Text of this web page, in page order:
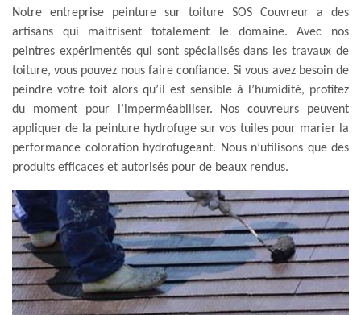
Notre entreprise peinture sur toiture SOS Couvreur a des
artisans qui maitrisent totalement le domaine. Avec nos
peintres expérimentés qui sont spécialisés dans les travaux de
toiture, vous pouvez nous faire confiance. Si vous avez besoin de
peindre votre toit alors qu’il est sensible à l’humidité, profitez
du moment pour l’imperméabiliser. Nos couvreurs peuvent
appliquer de la peinture hydrofuge sur vos tuiles pour marier la
performance coloration hydrofugeant. Nous n’utilisons que des
produits efficaces et autorisés pour de beaux rendus.